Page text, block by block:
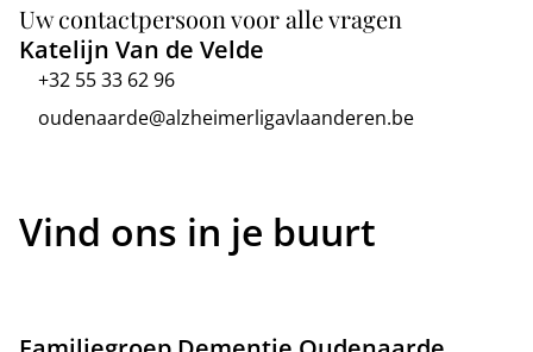
Uw contactpersoon voor alle vragen
Katelijn Van de Velde
+32 55 33 62 96
oudenaarde@alzheimerligavlaanderen.be
Vind ons in je buurt